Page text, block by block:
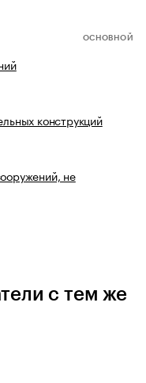
ОСНОВНОЙ
конструкций
не
с тем же